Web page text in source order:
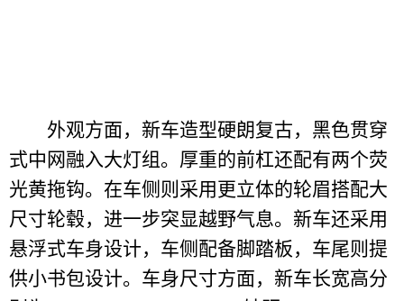
外观方面，新车造型硬朗复古，黑色贯穿
式中网融入大灯组。厚重的前杠还配有两个荧
光黄拖钩。在车侧则采用更立体的轮眉搭配大
尺寸轮毂，进一步突显越野气息。新车还采用
悬浮式车身设计，车侧配备脚踏板，车尾则提
供小书包设计。车身尺寸方面，新车长宽高分